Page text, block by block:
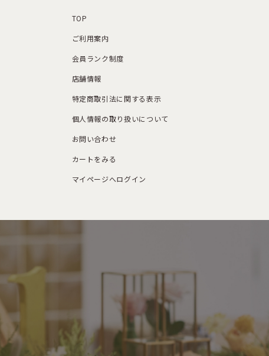
TOP
ご利用案内
会員ランク制度
店舗情報
特定商取引法に関する表示
個人情報の取り扱いについて
お問い合わせ
カートをみる
マイページへログイン